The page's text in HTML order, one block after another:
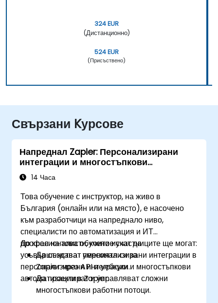
324 EUR
(Дистанционно)
524 EUR
(Присъствено)
Свързани Kурсове
Напреднал Zapier: Персонализирани
интеграции и многостъпкови
автоматизации
14 Часа
Това обучение с инструктор, на живо в
България (онлайн или на място), е насочено
към разработчици на напреднало ниво,
специалисти по автоматизация и ИТ
професионалисти, които искат да
усъвършенстват уменията си за
персонализирани интеграции и многостъпкови
автоматизации в Zapier.
До края на това обучение участниците ще могат:
Да създават персонализирани интеграции в
Zapier чрез API и уебкуки.
Да проектират и управляват сложни
многостъпкови работни потоци.